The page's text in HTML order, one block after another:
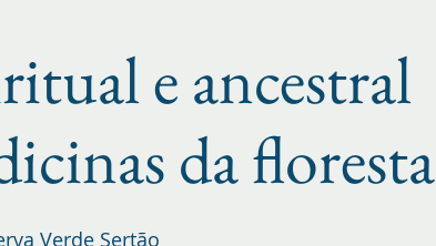
e ancestral
da floresta
Verde Sertão